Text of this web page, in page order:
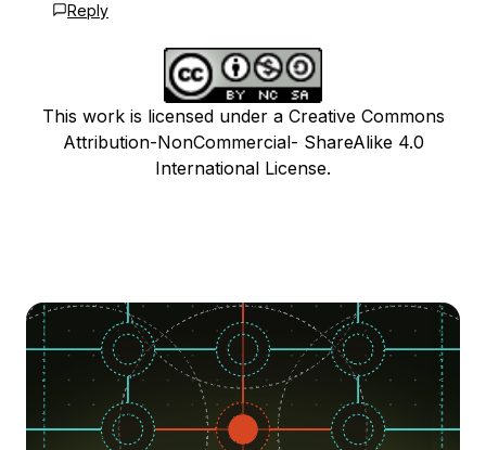
Reply
This work is licensed under a Creative Commons
Attribution-NonCommercial- ShareAlike 4.0
International License.